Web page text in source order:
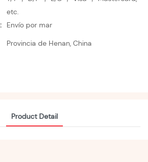
etc.
Envío por mar
Provincia de Henan, China
Product Detail